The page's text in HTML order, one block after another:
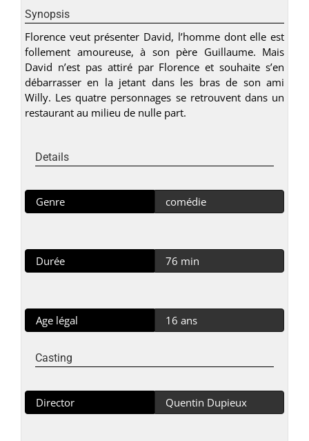
Synopsis
Florence veut présenter David, l’homme dont elle est
follement amoureuse, à son père Guillaume. Mais
David n’est pas attiré par Florence et souhaite s’en
débarrasser en la jetant dans les bras de son ami
Willy. Les quatre personnages se retrouvent dans un
restaurant au milieu de nulle part.
Details
Genre comédie
Durée 76 min
Age légal 16 ans
Casting
Director Quentin Dupieux